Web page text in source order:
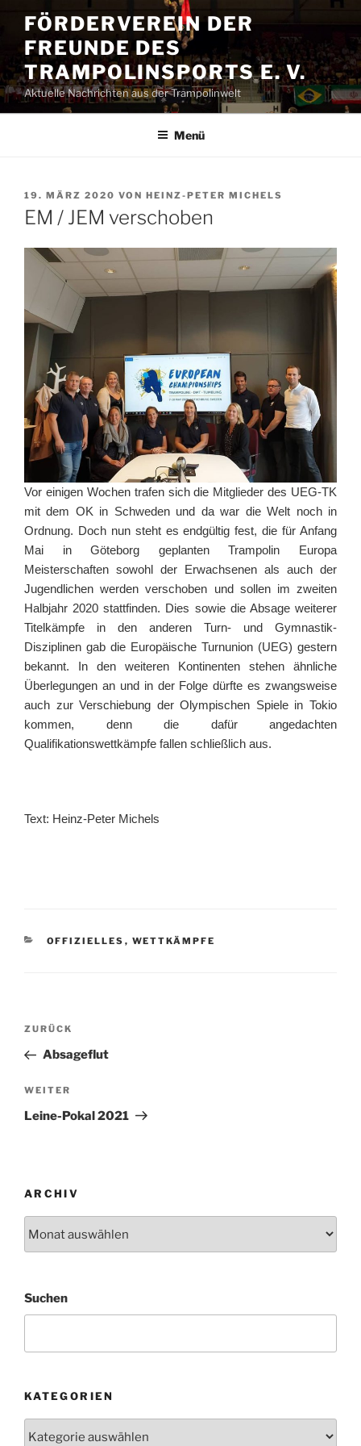
Inhalt
springen
FÖRDERVEREIN DER
FREUNDE DES
TRAMPOLINSPORTS E. V.
Aktuelle Nachrichten aus der Trampolinwelt
Menü
VERÖFFENTLICHT
AM
19. MÄRZ 2020 VON HEINZ-PETER MICHELS
EM / JEM verschoben
Vor einigen Wochen trafen sich die Mitglieder des UEG-TK
mit dem OK in Schweden und da war die Welt noch in
Ordnung. Doch nun steht es endgültig fest, die für Anfang
Mai in Göteborg geplanten Trampolin Europa
Meisterschaften sowohl der Erwachsenen als auch der
Jugendlichen werden verschoben und sollen im zweiten
Halbjahr 2020 stattfinden. Dies sowie die Absage weiterer
Titelkämpfe in den anderen Turn- und Gymnastik-
Disziplinen gab die Europäische Turnunion (UEG) gestern
bekannt. In den weiteren Kontinenten stehen ähnliche
Überlegungen an und in der Folge dürfte es zwangsweise
auch zur Verschiebung der Olympischen Spiele in Tokio
kommen, denn die dafür angedachten
Qualifikationswettkämpfe fallen schließlich aus.
Text: Heinz-Peter Michels
KATEGORIEN
OFFIZIELLES , WETTKÄMPFE
Beitragsnavigation
Vorheriger
Beitrag
ZURÜCK
Absageflut
Nächster
Beitrag
WEITER
Leine-Pokal 2021
ARCHIV
Suchen
KATEGORIEN